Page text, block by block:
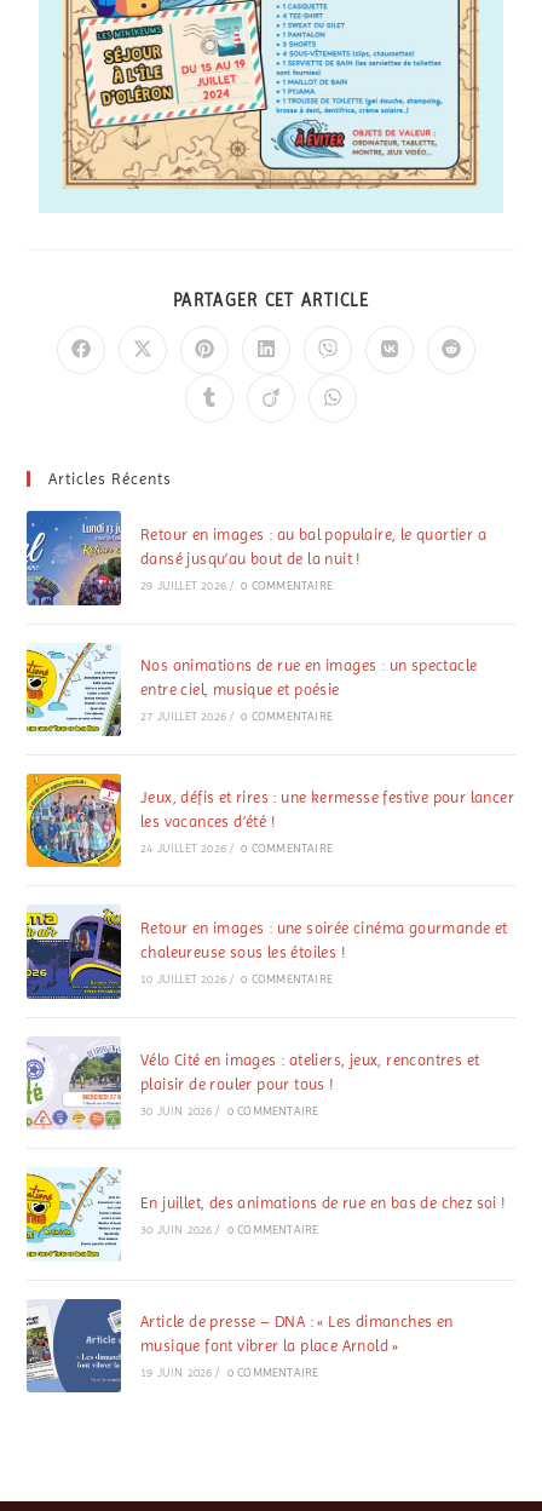
PARTAGER CET ARTICLE
Articles Récents
Retour en images : au bal populaire, le quartier a
dansé jusqu’au bout de la nuit !
29 JUILLET 2026 / 0 COMMENTAIRE
Nos animations de rue en images : un spectacle
entre ciel, musique et poésie
27 JUILLET 2026 / 0 COMMENTAIRE
Jeux, défis et rires : une kermesse festive pour lancer
les vacances d’été !
24 JUILLET 2026 / 0 COMMENTAIRE
Retour en images : une soirée cinéma gourmande et
chaleureuse sous les étoiles !
10 JUILLET 2026 / 0 COMMENTAIRE
Vélo Cité en images : ateliers, jeux, rencontres et
plaisir de rouler pour tous !
30 JUIN 2026 / 0 COMMENTAIRE
En juillet, des animations de rue en bas de chez soi !
30 JUIN 2026 / 0 COMMENTAIRE
Article de presse – DNA : « Les dimanches en
musique font vibrer la place Arnold »
19 JUIN 2026 / 0 COMMENTAIRE